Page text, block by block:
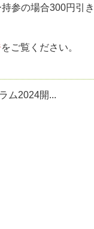
参の場合300円引き
をご覧ください。
ム2024開...